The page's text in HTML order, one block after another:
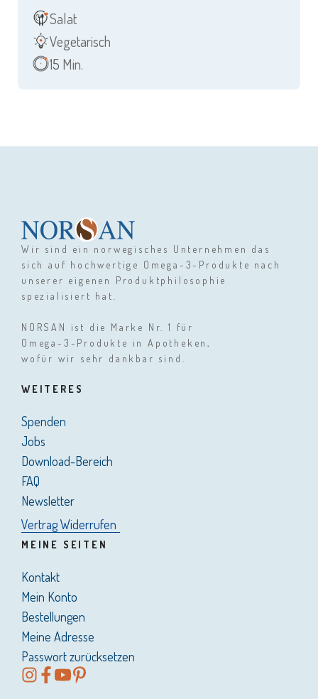
Salat
Vegetarisch
15 Min.
Wir sind ein norwegisches Unternehmen das
sich auf hochwertige Omega-3-Produkte nach
unserer eigenen Produktphilosophie
spezialisiert hat.
NORSAN ist die Marke Nr. 1 für
Omega-3-Produkte in Apotheken,
wofür wir sehr dankbar sind.
WEITERES
Spenden
Jobs
Download-Bereich
FAQ
Newsletter
Vertrag Widerrufen
MEINE SEITEN
Kontakt
Mein Konto
Bestellungen
Meine Adresse
Passwort zurücksetzen